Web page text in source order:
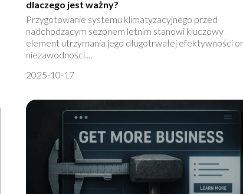
dlaczego jest ważny?
Przygotowanie systemu klimatyzacyjnego przed
nadchodzącym sezonem letnim stanowi kluczowy
element utrzymania jego długotrwałej efektywności
niezawodności....
2025-10-17